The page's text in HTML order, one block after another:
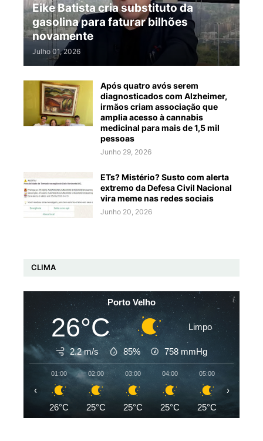
Eike Batista cria substituto da
gasolina para faturar bilhões
novamente
Julho 01, 2026
Após quatro avós serem
diagnosticados com Alzheimer,
irmãos criam associação que
amplia acesso à cannabis
medicinal para mais de 1,5 mil
pessoas
Junho 29, 2026
ETs? Mistério? Susto com alerta
extremo da Defesa Civil Nacional
vira meme nas redes sociais
Junho 20, 2026
CLIMA
Porto Velho
26°C Limpo
2.2 m/s 85% 758 mmHg
01:00
26°C
02:00
25°C
03:00
25°C
04:00
25°C
05:00
25°C
‹ ›